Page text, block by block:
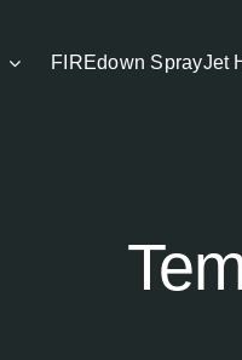
FIREdown SprayJet